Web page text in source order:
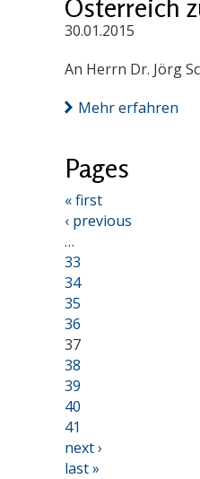
Österreich
30.01.2015
An Herrn Dr. Jörg
Mehr erfahren
Pages
« first
‹ previous
…
33
34
35
36
37
38
39
40
41
next ›
last »